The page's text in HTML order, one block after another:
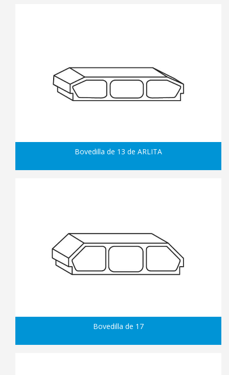
Bovedilla de 13 de ARLITA
Bovedilla de 17